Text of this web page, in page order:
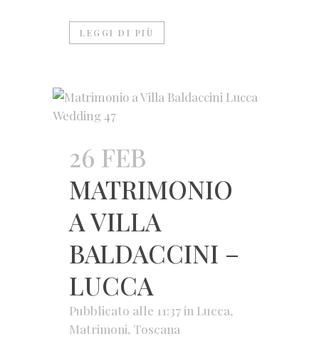
LEGGI DI PIÙ
26 FEB
MATRIMONIO
A VILLA
BALDACCINI –
LUCCA
Pubblicato alle 11:37in Lucca,
Matrimoni, Toscana